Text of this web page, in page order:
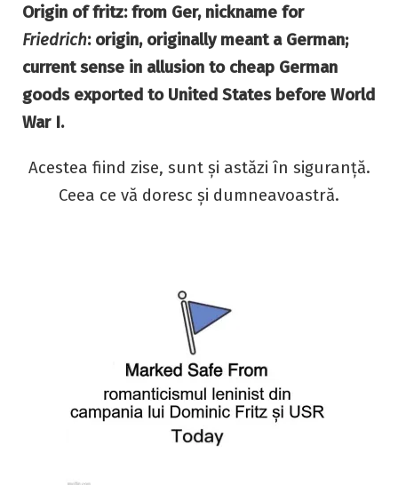
Origin of fritz: from Ger, nickname for
Friedrich: origin, originally meant a German;
current sense in allusion to cheap German
goods exported to United States before World
War I.
Acestea fiind zise, sunt și astăzi în siguranță.
Ceea ce vă doresc și dumneavoastră.